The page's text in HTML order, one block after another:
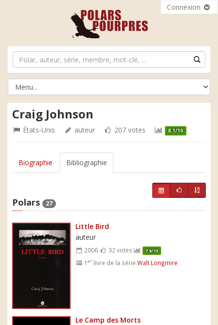
Connexion
Craig Johnson
États-Unis auteur 207 votes 8.1/10
Biographie Bibliographie
Polars 27
Little Bird
auteur
2006 32 votes 7.9/10
1er livre de la sérieWalt Longmire
Le Camp des Morts